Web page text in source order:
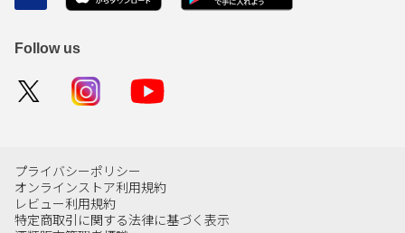
Follow us
プライバシーポリシー
オンラインストア利用規約
レビュー利用規約
特定商取引に関する法律に基づく表示